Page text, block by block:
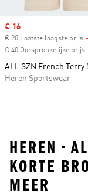
Sale price
€ 16
€ 20 Laatste laagste prijs
€ 40 Oorspronkelijke prijs
ALL SZN French Terry
Heren Sportswear
HEREN •
KORTE
MEER